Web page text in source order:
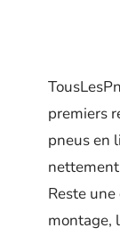
premiers
pneus en
Reste
montage,